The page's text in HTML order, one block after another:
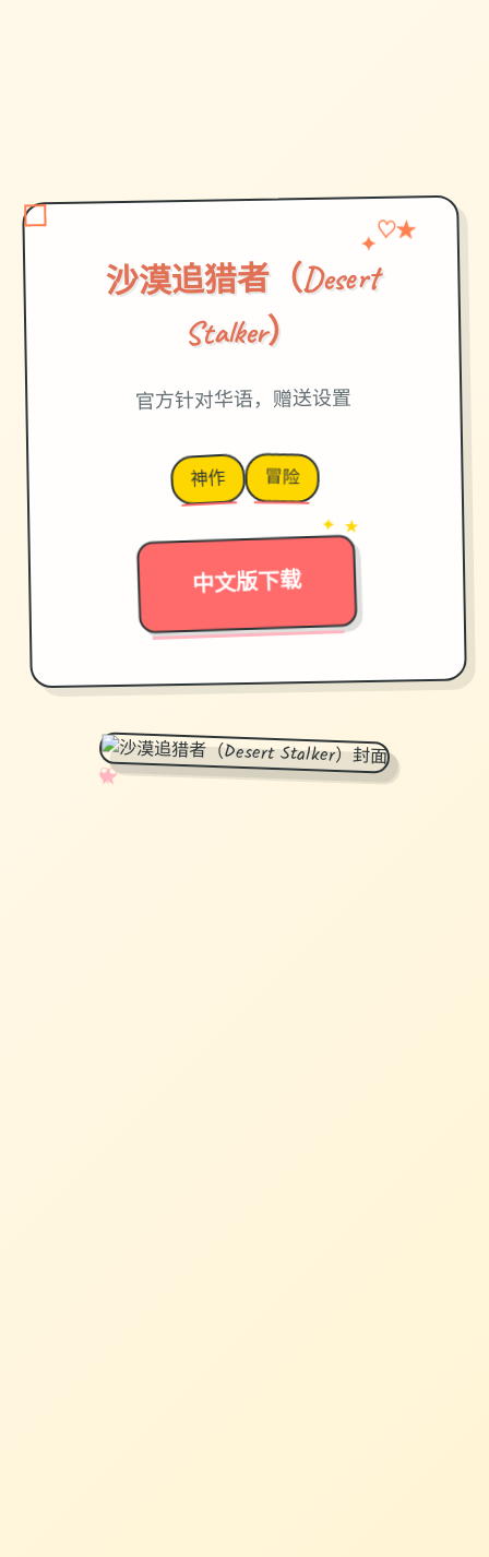
沙漠追猎者（Desert
Stalker）
✦♡★
官方针对华语，赠送设置
神作 冒险
中文版下载
→
✦ ★
✧
♡
★
♥